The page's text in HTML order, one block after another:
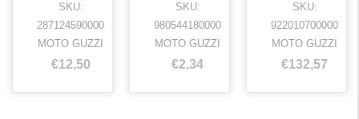
SKU:
287124590000
MOTO GUZZI
€12,50
SKU:
980544180000
MOTO GUZZI
€2,34
SKU:
922010700000
MOTO GUZZI
€132,57